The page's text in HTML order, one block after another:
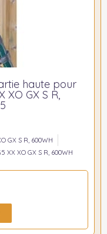
haute pour
XO GX S R,
GX S R, 600WH
XX XO GX S R, 600WH